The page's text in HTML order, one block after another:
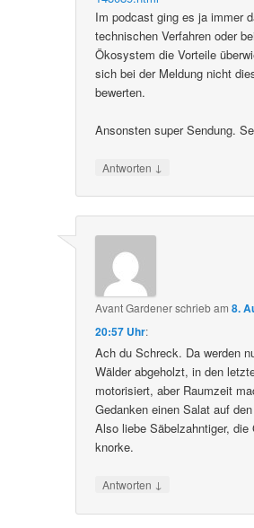
Im podcast ging es ja immer
technischen Verfahren oder
Ökosystem die Vorteile
sich bei der Meldung nicht
bewerten.
Ansonsten super Sendung.
Antworten ↓
Avant Gardenerschriebam8.
20:57 Uhr:
Ach du Schreck. Da werden
Wälder abgeholzt, in den
motorisiert, aber Raumzeit
Gedanken einen Salat auf
Also liebe Säbelzahntiger, die
knorke.
Antworten ↓